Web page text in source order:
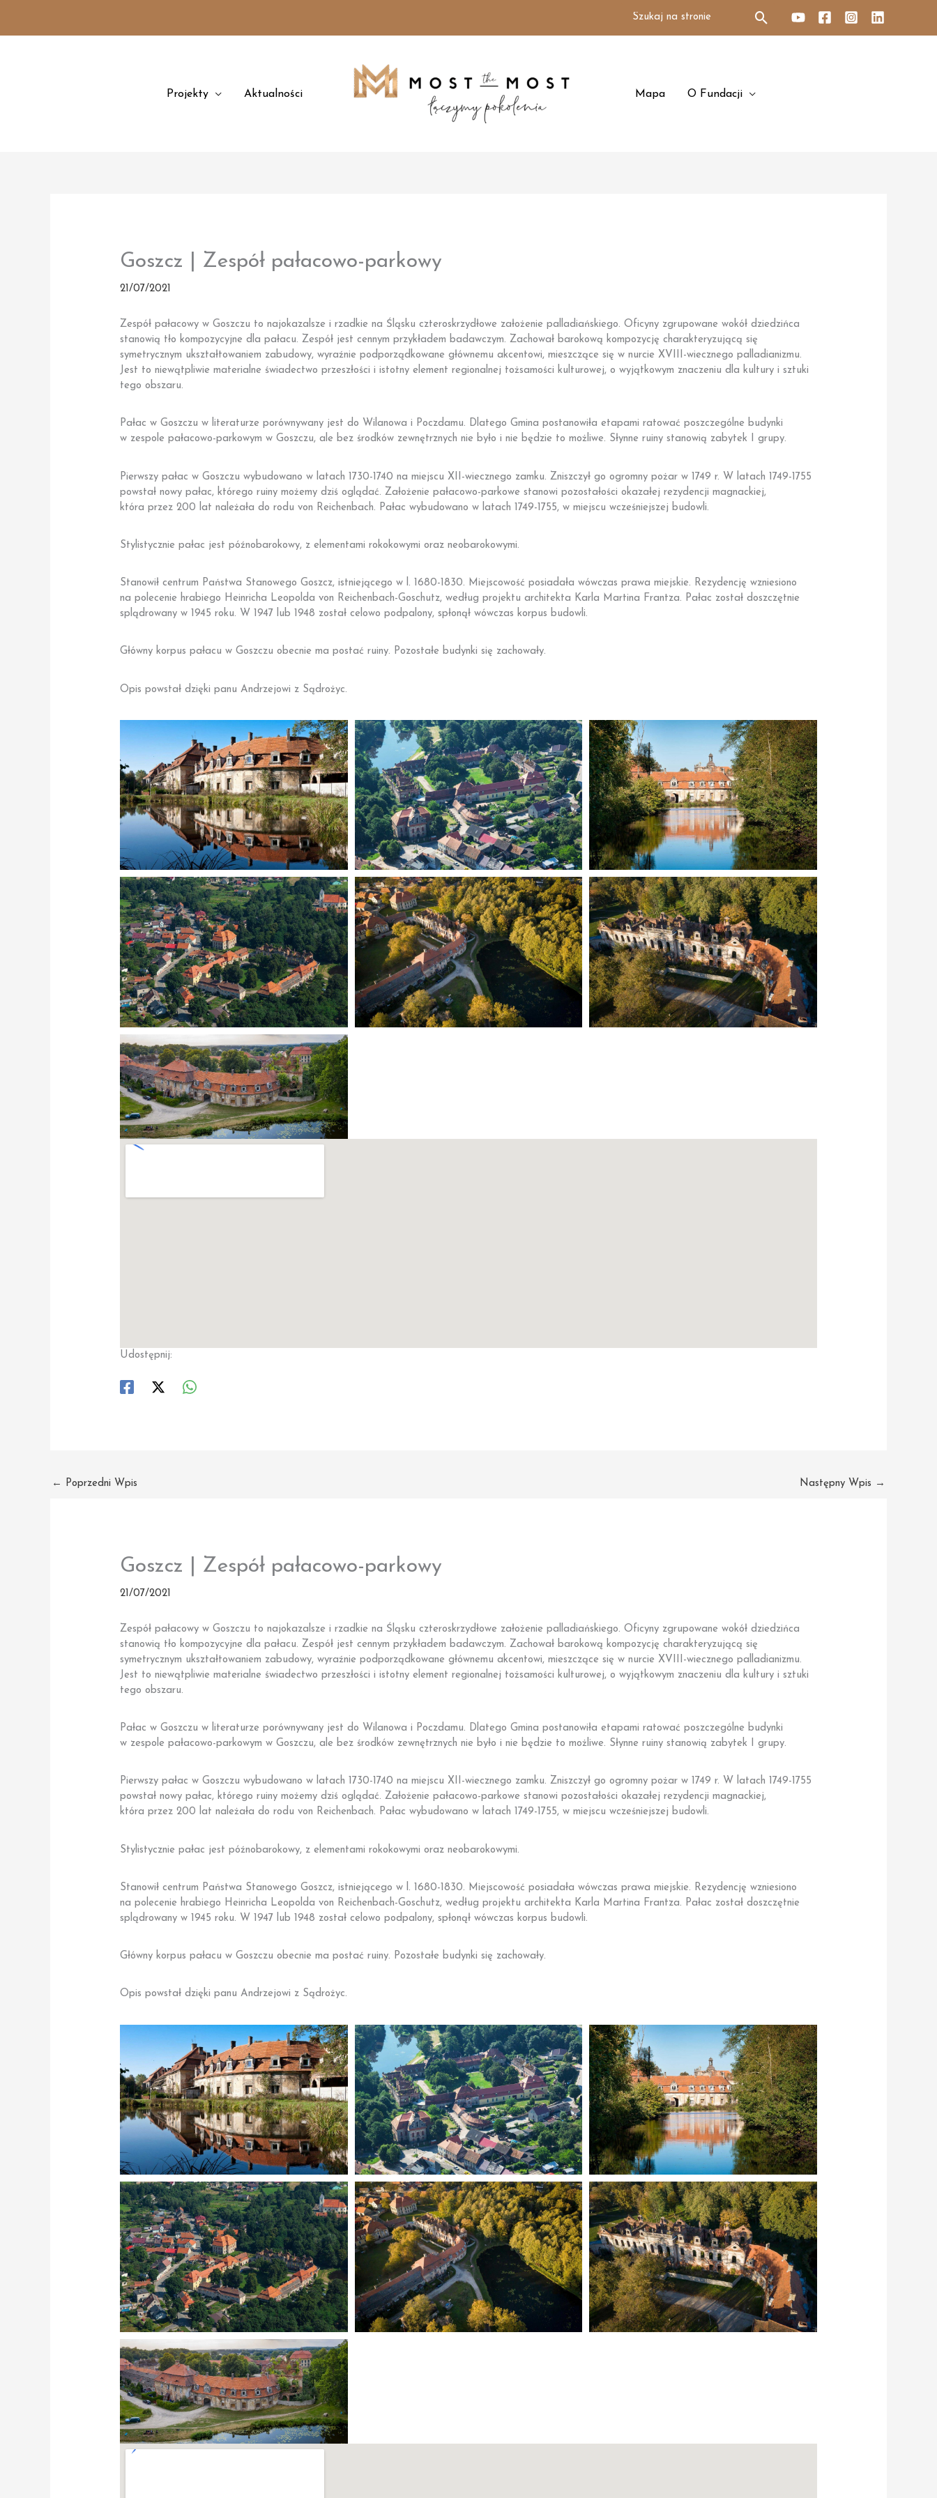
treści
for:
Projekty Aktualności Mapa O Fundacji
Goszcz | Zespół pałacowo-parkowy
21/07/2021
Zespół pałacowy w Goszczu to najokazalsze i rzadkie na Śląsku czteroskrzydłowe założenie palladiańskiego. Oficyny zgrupowane wokół dziedzińca
stanowią tło kompozycyjne dla pałacu. Zespół jest cennym przykładem badawczym. Zachował barokową kompozycję charakteryzującą się
symetrycznym ukształtowaniem zabudowy, wyraźnie podporządkowane głównemu akcentowi, mieszczące się w nurcie XVIII-wiecznego palladianizmu.
Jest to niewątpliwie materialne świadectwo przeszłości i istotny element regionalnej tożsamości kulturowej, o wyjątkowym znaczeniu dla kultury i sztuki
tego obszaru.
Pałac w Goszczu w literaturze porównywany jest do Wilanowa i Poczdamu. Dlatego Gmina postanowiła etapami ratować poszczególne budynki
w zespole pałacowo-parkowym w Goszczu, ale bez środków zewnętrznych nie było i nie będzie to możliwe. Słynne ruiny stanowią zabytek I grupy.
Pierwszy pałac w Goszczu wybudowano w latach 1730-1740 na miejscu XII-wiecznego zamku. Zniszczył go ogromny pożar w 1749 r. W latach 1749-1755
powstał nowy pałac, którego ruiny możemy dziś oglądać. Założenie pałacowo-parkowe stanowi pozostałości okazałej rezydencji magnackiej,
która przez 200 lat należała do rodu von Reichenbach. Pałac wybudowano w latach 1749-1755, w miejscu wcześniejszej budowli.
Stylistycznie pałac jest późnobarokowy, z elementami rokokowymi oraz neobarokowymi.
Stanowił centrum Państwa Stanowego Goszcz, istniejącego w l. 1680-1830. Miejscowość posiadała wówczas prawa miejskie. Rezydencję wzniesiono
na polecenie hrabiego Heinricha Leopolda von Reichenbach-Goschutz, według projektu architekta Karla Martina Frantza. Pałac został doszczętnie
splądrowany w 1945 roku. W 1947 lub 1948 został celowo podpalony, spłonął wówczas korpus budowli.
Główny korpus pałacu w Goszczu obecnie ma postać ruiny. Pozostałe budynki się zachowały.
Opis powstał dzięki panu Andrzejowi z Sądrożyc.
Udostępnij:
← Poprzedni Wpis Następny Wpis →
Goszcz | Zespół pałacowo-parkowy
21/07/2021
Zespół pałacowy w Goszczu to najokazalsze i rzadkie na Śląsku czteroskrzydłowe założenie palladiańskiego. Oficyny zgrupowane wokół dziedzińca
stanowią tło kompozycyjne dla pałacu. Zespół jest cennym przykładem badawczym. Zachował barokową kompozycję charakteryzującą się
symetrycznym ukształtowaniem zabudowy, wyraźnie podporządkowane głównemu akcentowi, mieszczące się w nurcie XVIII-wiecznego palladianizmu.
Jest to niewątpliwie materialne świadectwo przeszłości i istotny element regionalnej tożsamości kulturowej, o wyjątkowym znaczeniu dla kultury i sztuki
tego obszaru.
Pałac w Goszczu w literaturze porównywany jest do Wilanowa i Poczdamu. Dlatego Gmina postanowiła etapami ratować poszczególne budynki
w zespole pałacowo-parkowym w Goszczu, ale bez środków zewnętrznych nie było i nie będzie to możliwe. Słynne ruiny stanowią zabytek I grupy.
Pierwszy pałac w Goszczu wybudowano w latach 1730-1740 na miejscu XII-wiecznego zamku. Zniszczył go ogromny pożar w 1749 r. W latach 1749-1755
powstał nowy pałac, którego ruiny możemy dziś oglądać. Założenie pałacowo-parkowe stanowi pozostałości okazałej rezydencji magnackiej,
która przez 200 lat należała do rodu von Reichenbach. Pałac wybudowano w latach 1749-1755, w miejscu wcześniejszej budowli.
Stylistycznie pałac jest późnobarokowy, z elementami rokokowymi oraz neobarokowymi.
Stanowił centrum Państwa Stanowego Goszcz, istniejącego w l. 1680-1830. Miejscowość posiadała wówczas prawa miejskie. Rezydencję wzniesiono
na polecenie hrabiego Heinricha Leopolda von Reichenbach-Goschutz, według projektu architekta Karla Martina Frantza. Pałac został doszczętnie
splądrowany w 1945 roku. W 1947 lub 1948 został celowo podpalony, spłonął wówczas korpus budowli.
Główny korpus pałacu w Goszczu obecnie ma postać ruiny. Pozostałe budynki się zachowały.
Opis powstał dzięki panu Andrzejowi z Sądrożyc.